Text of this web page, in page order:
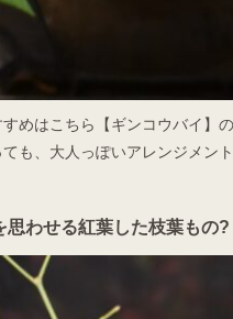
めはこちら【ギンコウバイ】
も、大人っぽいアレンジメン
思わせる紅葉した枝葉もの?